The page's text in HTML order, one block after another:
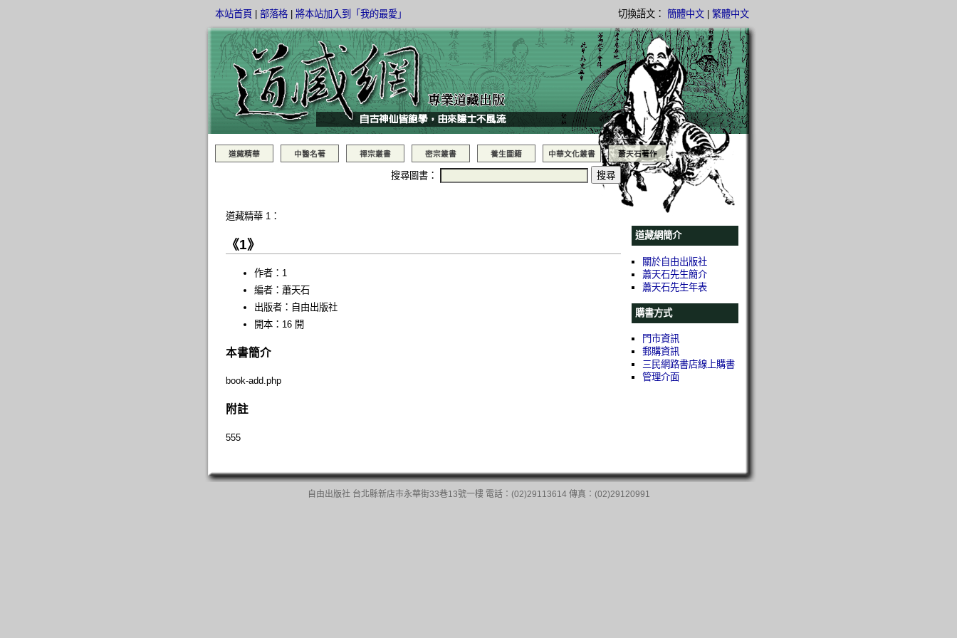
本站首頁 部落格 將本站加入到「我的最愛」 切換語文： 簡體中文 繁體中文
道藏精華 中醫名著 禪宗叢書 密宗叢書 養生圖籍 中華文化叢書 蕭天石著作
搜尋圖書：
道藏精華 1：
《1》
作者：1
編者：蕭天石
出版者：自由出版社
開本：16 開
本書簡介
book-add.php
附註
555
道藏網簡介
關於自由出版社
蕭天石先生簡介
蕭天石先生年表
購書方式
門市資訊
郵購資訊
三民網路書店線上購書
管理介面
自由出版社 台北縣新店市永華街33巷13號一樓 電話：(02)29113614 傳真：(02)29120991